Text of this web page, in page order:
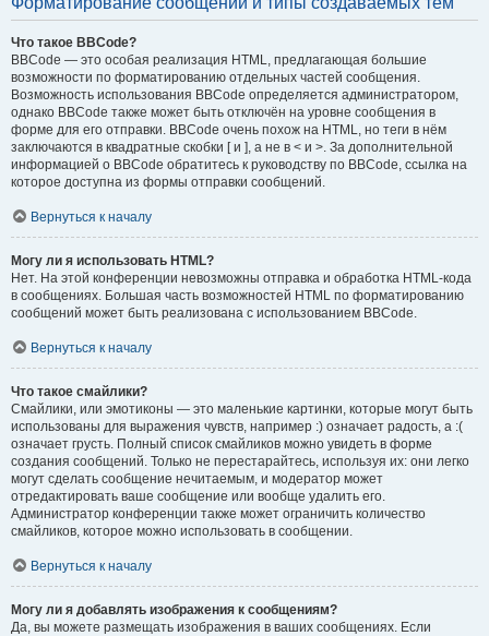
Что такое BBCode?
BBCode — это особая реализация HTML, предлагающая большие
возможности по форматированию отдельных частей сообщения.
Возможность использования BBCode определяется администратором,
однако BBCode также может быть отключён на уровне сообщения в
форме для его отправки. BBCode очень похож на HTML, но теги в нём
заключаются в квадратные скобки [ и ], а не в < и >. За дополнительной
информацией о BBCode обратитесь к руководству по BBCode, ссылка на
которое доступна из формы отправки сообщений.
Вернуться к началу
Могу ли я использовать HTML?
Нет. На этой конференции невозможны отправка и обработка HTML-кода
в сообщениях. Большая часть возможностей HTML по форматированию
сообщений может быть реализована с использованием BBCode.
Вернуться к началу
Что такое смайлики?
Смайлики, или эмотиконы — это маленькие картинки, которые могут быть
использованы для выражения чувств, например :) означает радость, а :(
означает грусть. Полный список смайликов можно увидеть в форме
создания сообщений. Только не перестарайтесь, используя их: они легко
могут сделать сообщение нечитаемым, и модератор может
отредактировать ваше сообщение или вообще удалить его.
Администратор конференции также может ограничить количество
смайликов, которое можно использовать в сообщении.
Вернуться к началу
Могу ли я добавлять изображения к сообщениям?
Да, вы можете размещать изображения в ваших сообщениях. Если